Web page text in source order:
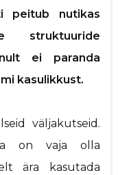
peitub nutikas
struktuuride
ei paranda
kasulikkust.
väljakutseid.
on vaja olla
ära kasutada